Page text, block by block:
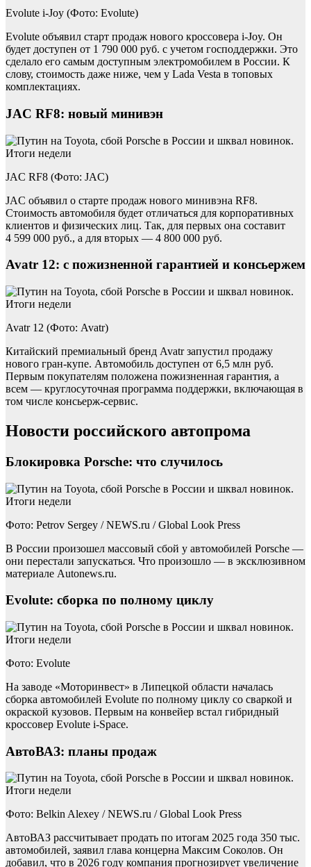
Evolute i-Joy (Фото: Evolute)
Evolute объявил старт продаж нового кроссовера i-Joy. Он
будет доступен от 1 790 000 руб. с учетом господдержки. Это
сделало его самым доступным электромобилем в России. К
слову, стоимость даже ниже, чем у Lada Vesta в топовых
комплектациях.
JAC RF8: новый минивэн
JAC RF8 (Фото: JAC)
JAC объявил о старте продаж нового минивэна RF8.
Стоимость автомобиля будет отличаться для корпоративных
клиентов и физических лиц. Так, для первых она составит
4 599 000 руб., а для вторых — 4 800 000 руб.
Avatr 12: с пожизненной гарантией и консьержем
Avatr 12 (Фото: Avatr)
Китайский премиальный бренд Avatr запустил продажу
нового гран-купе. Автомобиль доступен от 6,5 млн руб.
Первым покупателям положена пожизненная гарантия, а
всем — круглосуточная программа поддержки, включающая в
том числе консьерж-сервис.
Новости российского автопрома
Блокировка Porsche: что случилось
Фото: Petrov Sergey / NEWS.ru / Global Look Press
В России произошел массовый сбой у автомобилей Porsche —
они перестали запускаться. Что произошло — в эксклюзивном
материале Autonews.ru.
Evolute: сборка по полному циклу
Фото: Evolute
На заводе «Моторинвест» в Липецкой области началась
сборка автомобилей Evolute по полному циклу со сваркой и
окраской кузовов. Первым на конвейер встал гибридный
кроссовер Evolute i-Space.
АвтоВАЗ: планы продаж
Фото: Belkin Alexey / NEWS.ru / Global Look Press
АвтоВАЗ рассчитывает продать по итогам 2025 года 350 тыс.
автомобилей, заявил глава концерна Максим Соколов. Он
добавил, что в 2026 году компания прогнозирует увеличение